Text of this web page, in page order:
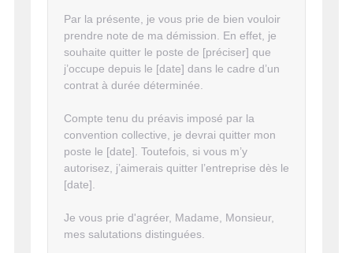
Par la présente, je vous prie de bien vouloir
prendre note de ma démission. En effet, je
souhaite quitter le poste de [préciser] que
j’occupe depuis le [date] dans le cadre d’un
contrat à durée déterminée.
Compte tenu du préavis imposé par la
convention collective, je devrai quitter mon
poste le [date]. Toutefois, si vous m’y
autorisez, j’aimerais quitter l’entreprise dès le
[date].
Je vous prie d'agréer, Madame, Monsieur,
mes salutations distinguées.